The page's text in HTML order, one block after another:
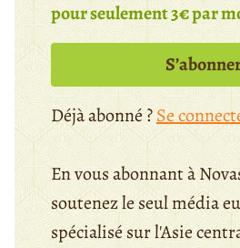
pour seulement 3€ par
Déjà abonné ?Se
En vous abonnant à
soutenez le seul média
spécialisé sur l'Asie